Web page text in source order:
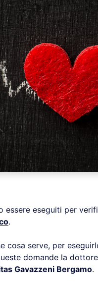
essere eseguiti per
.
cosa serve, per
domande la
Gavazzeni Bergamo.